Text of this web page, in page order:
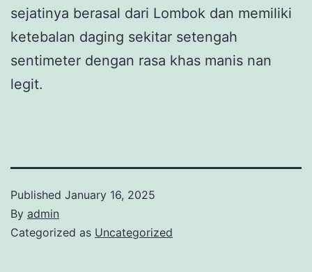
sejatinya berasal dari Lombok dan memiliki
ketebalan daging sekitar setengah
sentimeter dengan rasa khas manis nan
legit.
Published January 16, 2025
By admin
Categorized as Uncategorized